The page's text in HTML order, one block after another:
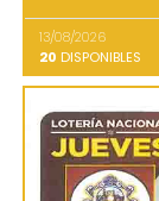
13/08/2026
20 DISPONIBLES